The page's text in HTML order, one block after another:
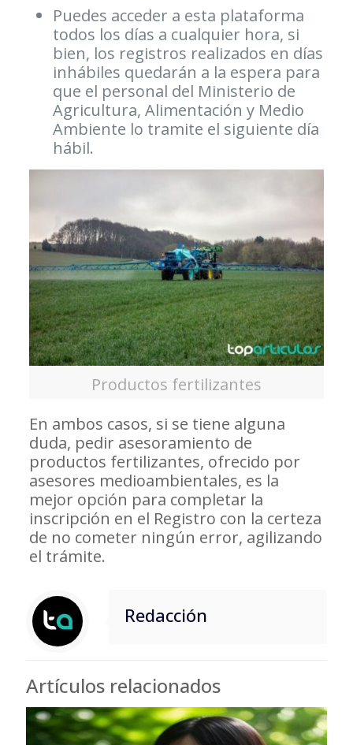
Puedes acceder a esta plataforma
todos los días a cualquier hora, si
bien, los registros realizados en días
inhábiles quedarán a la espera para
que el personal del Ministerio de
Agricultura, Alimentación y Medio
Ambiente lo tramite el siguiente día
hábil.
Productos fertilizantes
En ambos casos, si se tiene alguna
duda, pedir asesoramiento de
productos fertilizantes, ofrecido por
asesores medioambientales, es la
mejor opción para completar la
inscripción en el Registro con la certeza
de no cometer ningún error, agilizando
el trámite.
Redacción
Artículos relacionados